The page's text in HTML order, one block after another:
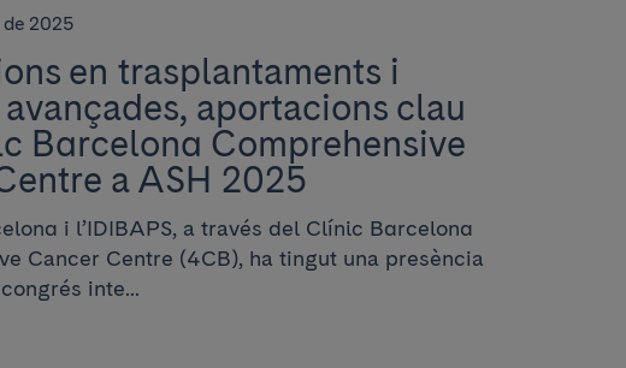
de 2025
en trasplantaments i
aportacions clau
Barcelona Comprehensive
a ASH 2025
i l’IDIBAPS, a través del Clínic Barcelona
Cancer Centre (4CB), ha tingut una presència
inte...